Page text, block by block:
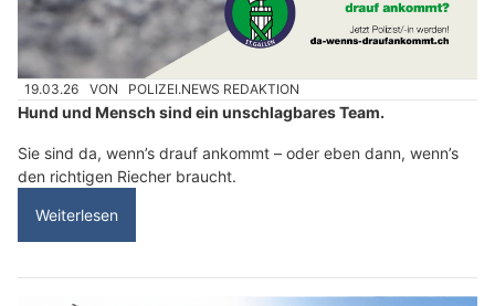
19.03.26 VON POLIZEI.NEWS REDAKTION
Hund und Mensch sind ein unschlagbares Team.
Sie sind da, wenn’s drauf ankommt – oder eben dann, wenn’s
den richtigen Riecher braucht.
Weiterlesen